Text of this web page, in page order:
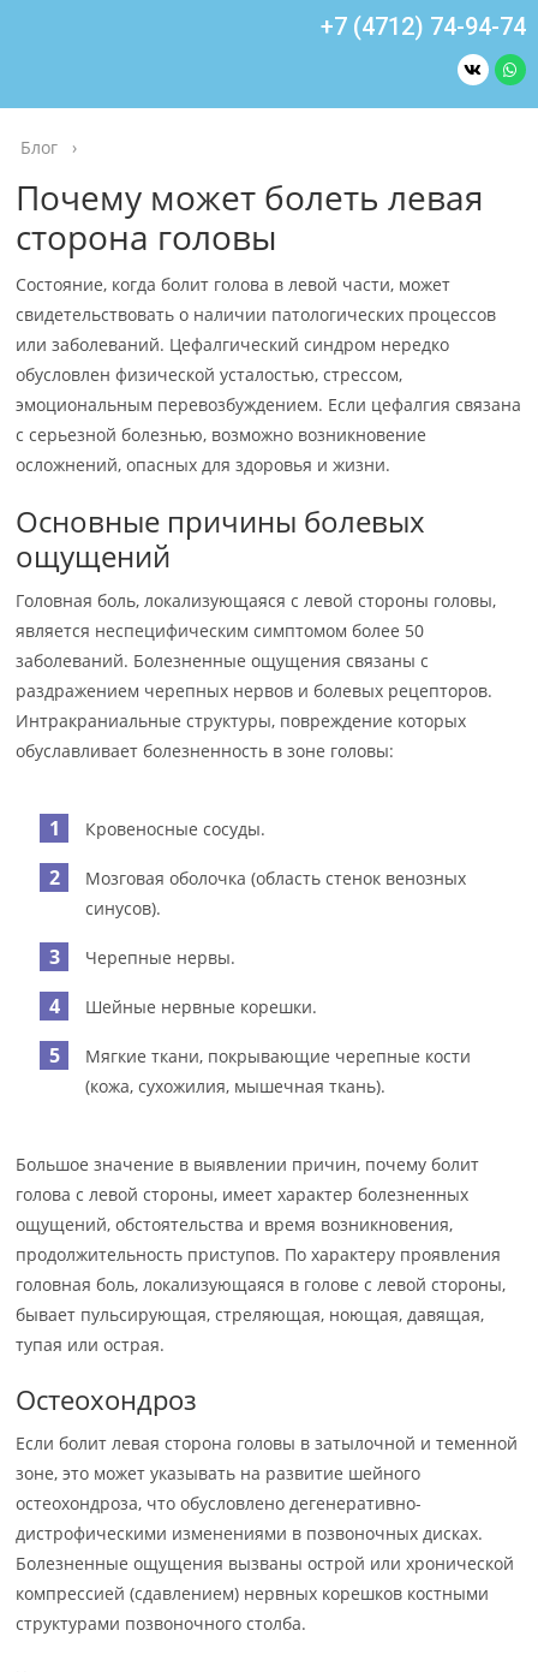
+7 (4712) 74-94-74
Блог ›
Почему может болеть левая
сторона головы
Состояние, когда болит голова в левой части, может
свидетельствовать о наличии патологических процессов
или заболеваний. Цефалгический синдром нередко
обусловлен физической усталостью, стрессом,
эмоциональным перевозбуждением. Если цефалгия связана
с серьезной болезнью, возможно возникновение
осложнений, опасных для здоровья и жизни.
Основные причины болевых
ощущений
Головная боль, локализующаяся с левой стороны головы,
является неспецифическим симптомом более 50
заболеваний. Болезненные ощущения связаны с
раздражением черепных нервов и болевых рецепторов.
Интракраниальные структуры, повреждение которых
обуславливает болезненность в зоне головы:
Кровеносные сосуды.
Мозговая оболочка (область стенок венозных
синусов).
Черепные нервы.
Шейные нервные корешки.
Мягкие ткани, покрывающие черепные кости
(кожа, сухожилия, мышечная ткань).
Большое значение в выявлении причин, почему болит
голова с левой стороны, имеет характер болезненных
ощущений, обстоятельства и время возникновения,
продолжительность приступов. По характеру проявления
головная боль, локализующаяся в голове с левой стороны,
бывает пульсирующая, стреляющая, ноющая, давящая,
тупая или острая.
Остеохондроз
Если болит левая сторона головы в затылочной и теменной
зоне, это может указывать на развитие шейного
остеохондроза, что обусловлено дегенеративно-
дистрофическими изменениями в позвоночных дисках.
Болезненные ощущения вызваны острой или хронической
компрессией (сдавлением) нервных корешков костными
структурами позвоночного столба.